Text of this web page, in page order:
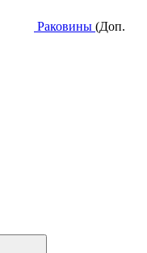
Раковины (Доп.